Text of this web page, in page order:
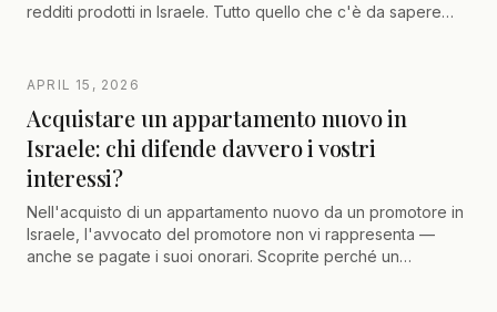
redditi prodotti in Israele. Tutto quello che c'è da sapere
APRIL 15, 2026
Acquistare un appartamento nuovo in
Israele: chi difende davvero i vostri
interessi?
Nell'acquisto di un appartamento nuovo da un promotore in
Israele, l'avvocato del promotore non vi rappresenta —
anche se pagate i suoi onorari. Scoprite perché un